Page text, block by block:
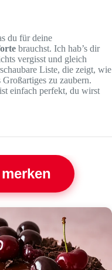
du für deine
brauchst. Ich hab’s dir
vergisst und gleich
Liste, die zeigt, wie
zu zaubern.
einfach perfekt, du wirst